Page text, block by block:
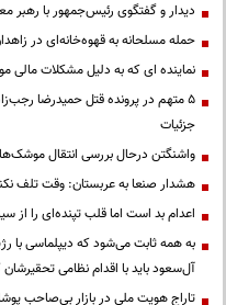
دیدار و گفتگوی رئیس‌جمهور با رهبر
حمله مسلحانه به قهوه‌خانه‌ای در زاهدان؛ ۲ نفر جان
نماینده ای که به دلیل مشکلات مالی
۵ متهم در پرونده قتل حمیدرضا
جزئیات
واشنگتن درحال بررسی انتقال
هشدار صنعا به عربستان: وقت تلف
اعدام بد است اما قلب تپنده‌ای را از
به همه ثابت می‌شود که دیپلماسی با
آل‌سعود باید با اقدام نظامی
تاراج هویت ملی در بازار بی‌صاحب